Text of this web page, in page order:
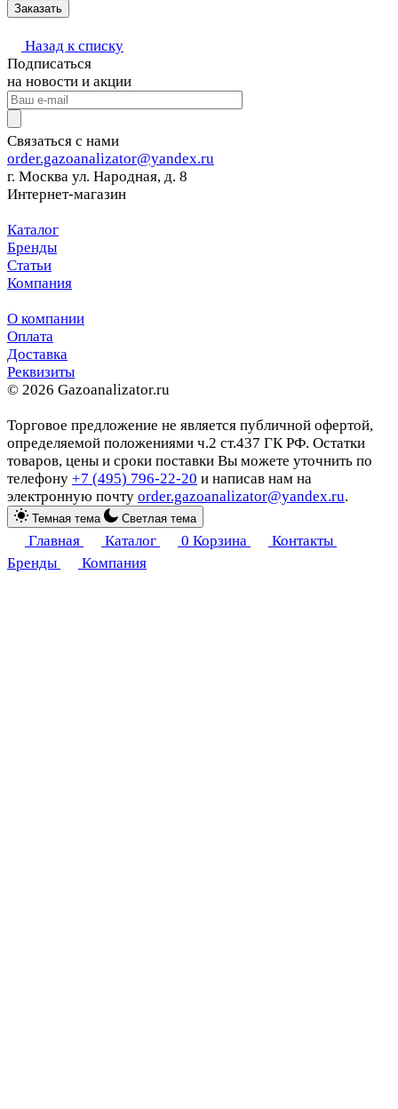
Заказать
Назад к списку
Подписаться
на новости и акции
Связаться с нами
order.gazoanalizator@yandex.ru
г. Москва ул. Народная, д. 8
Интернет-магазин
Каталог
Бренды
Статьи
Компания
О компании
Оплата
Доставка
Реквизиты
© 2026 Gazoanalizator.ru
Торговое предложение не является публичной офертой,
определяемой положениями ч.2 ст.437 ГК РФ. Остатки
товаров, цены и сроки поставки Вы можете уточнить по
телефону +7 (495) 796-22-20 и написав нам на
электронную почту order.gazoanalizator@yandex.ru.
Темная тема Светлая тема
Главная Каталог 0 Корзина
Контакты
Бренды
Компания